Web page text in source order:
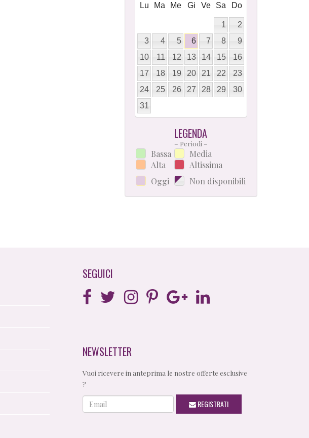
Lu Ma Me Gi Ve Sa Do
1
2
3
4 5 6 7 8
9
10
11 12 13 14 15
16
17
18 19 20 21 22
23
24
25 26 27 28 29
30
31
LEGENDA
– Periodi –
Bassa
Alta
Oggi
Media
Altissima
Non disponibili
SEGUICI
NEWSLETTER
Vuoi ricevere in anteprima le nostre offerte esclusive
?
Email REGISTRATI